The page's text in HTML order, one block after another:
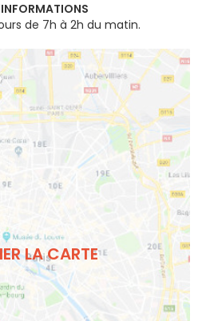
de 7h à 2h du matin.
LA CARTE